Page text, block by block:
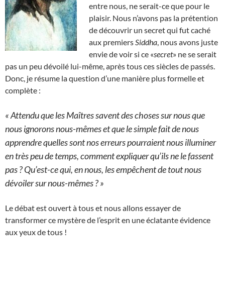
entre nous, ne serait-ce que pour le
plaisir. Nous n’avons pas la prétention
de découvrir un secret qui fut caché
aux premiers Siddha , nous avons juste
envie de voir si ce «secret» ne se serait
pas un peu dévoilé lui-même, après tous ces siècles de passés.
Donc, je résume la question d’une manière plus formelle et
complète :
« Attendu que les Maîtres savent des choses sur nous que
nous ignorons nous-mêmes et que le simple fait de nous
apprendre quelles sont nos erreurs pourraient nous illuminer
en très peu de temps, comment expliquer qu’ils ne le fassent
pas ? Qu’est-ce qui, en nous, les empêchent de tout nous
dévoiler sur nous-mêmes ? »
Le débat est ouvert à tous et nous allons essayer de
transformer ce mystère de l’esprit en une éclatante évidence
aux yeux de tous !